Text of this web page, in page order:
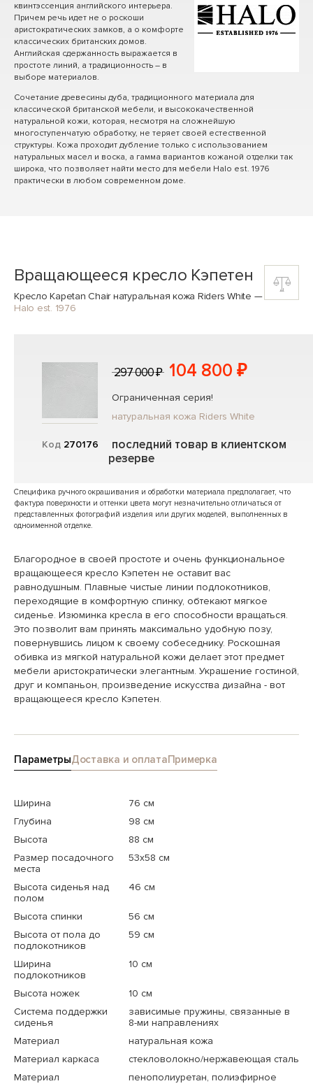
квинтэссенция английского интерьера.
Причем речь идет не о роскоши
аристократических замков, а о комфорте
классических британских домов.
Английская сдержанность выражается в
простоте линий, а традиционность – в
выборе материалов.
Сочетание древесины дуба, традиционного материала для
классической британской мебели, и высококачественной
натуральной кожи, которая, несмотря на сложнейшую
многоступенчатую обработку, не теряет своей естественной
структуры. Кожа проходит дубление только с использованием
натуральных масел и воска, а гамма вариантов кожаной отделки так
широка, что позволяет найти место для мебели Halo est. 1976
практически в любом современном доме.
Вращающееся кресло Кэпетен
Кресло Kapetan Chair натуральная кожа Riders White —
Halo est. 1976
Код 270176
297 000 ₽ 104 800 ₽
Ограниченная серия!
натуральная кожа Riders White
последний товар в клиентском
резерве
Специфика ручного окрашивания и обработки материала предполагает, что
фактура поверхности и оттенки цвета могут незначительно отличаться от
представленных фотографий изделия или других моделей, выполненных в
одноименной отделке.
Благородное в своей простоте и очень функциональное
вращающееся кресло Кэпетен не оставит вас
равнодушным. Плавные чистые линии подлокотников,
переходящие в комфортную спинку, обтекают мягкое
сиденье. Изюминка кресла в его способности вращаться.
Это позволит вам принять максимально удобную позу,
повернувшись лицом к своему собеседнику. Роскошная
обивка из мягкой натуральной кожи делает этот предмет
мебели аристократически элегантным. Украшение гостиной,
друг и компаньон, произведение искусства дизайна - вот
вращающееся кресло Кэпетен.
ПараметрыДоставка и оплатаПримерка
Ширина
76 см
Глубина
98 см
Высота
88 см
Размер посадочного
места
53x58 см
Высота сиденья над
полом
46 см
Высота спинки
56 см
Высота от пола до
подлокотников
59 см
Ширина
подлокотников
10 см
Высота ножек
10 см
Система поддержки
сиденья
зависимые пружины, связанные в
8-ми направлениях
Материал
натуральная кожа
Материал каркаса
стекловолокно/нержавеющая сталь
Материал
пенополиуретан, полиэфирное